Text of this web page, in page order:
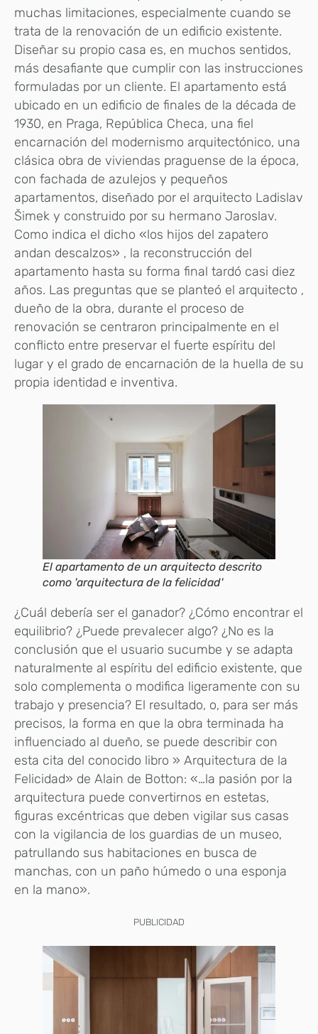
muchas limitaciones, especialmente cuando se
trata de la renovación de un edificio existente.
Diseñar su propio casa es, en muchos sentidos,
más desafiante que cumplir con las instrucciones
formuladas por un cliente. El apartamento está
ubicado en un edificio de finales de la década de
1930, en Praga, República Checa, una fiel
encarnación del modernismo arquitectónico, una
clásica obra de viviendas praguense de la época,
con fachada de azulejos y pequeños
apartamentos, diseñado por el arquitecto Ladislav
Šimek y construido por su hermano Jaroslav.
Como indica el dicho «los hijos del zapatero
andan descalzos» , la reconstrucción del
apartamento hasta su forma final tardó casi diez
años. Las preguntas que se planteó el arquitecto ,
dueño de la obra, durante el proceso de
renovación se centraron principalmente en el
conflicto entre preservar el fuerte espíritu del
lugar y el grado de encarnación de la huella de su
propia identidad e inventiva.
El apartamento de un arquitecto descrito
como 'arquitectura de la felicidad'
¿Cuál debería ser el ganador? ¿Cómo encontrar el
equilibrio? ¿Puede prevalecer algo? ¿No es la
conclusión que el usuario sucumbe y se adapta
naturalmente al espíritu del edificio existente, que
solo complementa o modifica ligeramente con su
trabajo y presencia? El resultado, o, para ser más
precisos, la forma en que la obra terminada ha
influenciado al dueño, se puede describir con
esta cita del conocido libro » Arquitectura de la
Felicidad» de Alain de Botton: «…la pasión por la
arquitectura puede convertirnos en estetas,
figuras excéntricas que deben vigilar sus casas
con la vigilancia de los guardias de un museo,
patrullando sus habitaciones en busca de
manchas, con un paño húmedo o una esponja
en la mano».
PUBLICIDAD